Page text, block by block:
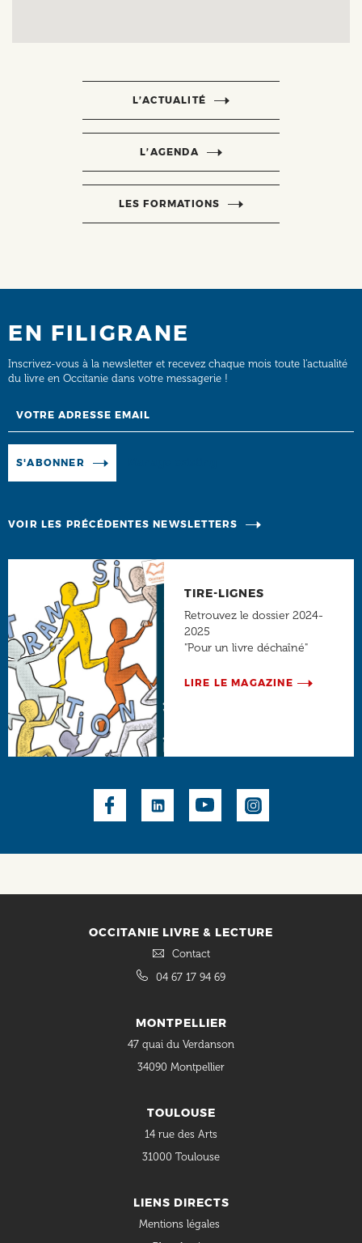
L’ACTUALITÉ
L’AGENDA
LES FORMATIONS
EN FILIGRANE
Inscrivez-vous à la newsletter et recevez chaque mois toute l’actualité
du livre en Occitanie dans votre messagerie !
S'ABONNER
VOIR LES PRÉCÉDENTES NEWSLETTERS
TIRE-LIGNES
Retrouvez le dossier 2024-
2025
"Pour un livre déchaîné"
LIRE LE MAGAZINE
OCCITANIE LIVRE & LECTURE
Contact
04 67 17 94 69
MONTPELLIER
47 quai du Verdanson
34090 Montpellier
TOULOUSE
14 rue des Arts
31000 Toulouse
LIENS DIRECTS
Mentions légales